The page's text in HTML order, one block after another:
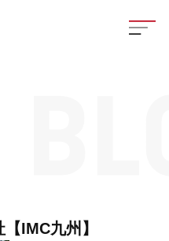
座談
IMC九州】